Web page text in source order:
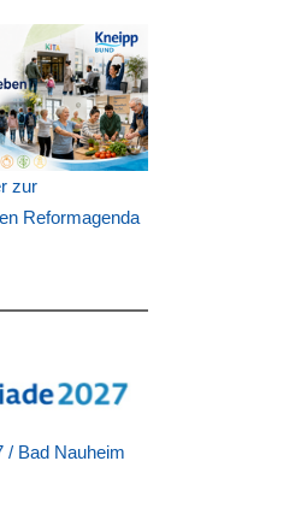
zur
Reformagenda
/ Bad Nauheim